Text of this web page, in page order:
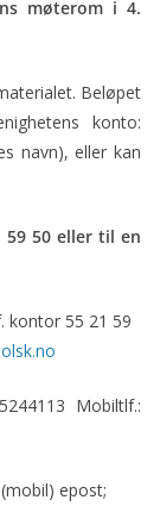
møterom i 4.
Beløpet
konto:
navn), eller kan
59 50 eller til en
kontor 55 21 59
Mobiltlf.:
epost;